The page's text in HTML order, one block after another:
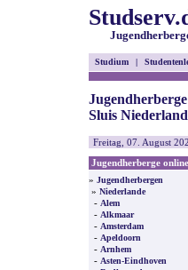
Studium |
Sluis
Freitag, 07. August
Jugendherberge online
» Jugendherbergen
» Niederlande
- Alem
- Alkmaar
- Amsterdam
- Apeldoorn
- Arnhem
- Asten-Eindhoven